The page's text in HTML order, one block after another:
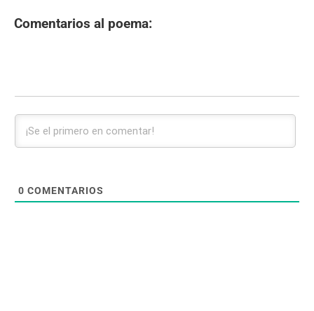
Comentarios al poema:
0 COMENTARIOS